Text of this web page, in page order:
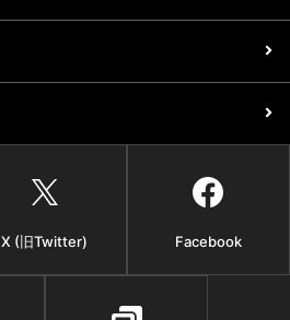
X (旧Twitter) Facebook